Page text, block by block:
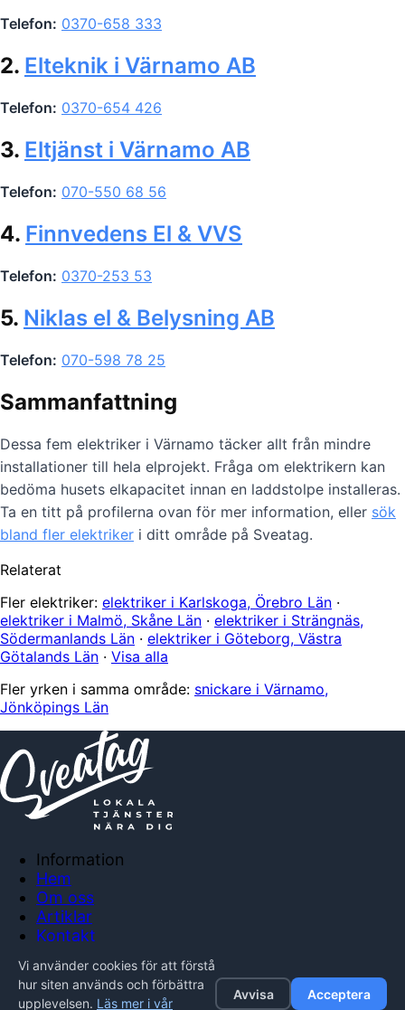
Telefon: 0370-658 333
2. Elteknik i Värnamo AB
Telefon: 0370-654 426
3. Eltjänst i Värnamo AB
Telefon: 070-550 68 56
4. Finnvedens El & VVS
Telefon: 0370-253 53
5. Niklas el & Belysning AB
Telefon: 070-598 78 25
Sammanfattning
Dessa fem elektriker i Värnamo täcker allt från mindre
installationer till hela elprojekt. Fråga om elektrikern kan
bedöma husets elkapacitet innan en laddstolpe installeras.
Ta en titt på profilerna ovan för mer information, eller sök
bland fler elektriker i ditt område på Sveatag.
Relaterat
Fler elektriker: elektriker i Karlskoga, Örebro Län ·
elektriker i Malmö, Skåne Län · elektriker i Strängnäs,
Södermanlands Län · elektriker i Göteborg, Västra
Götalands Län · Visa alla
Fler yrken i samma område: snickare i Värnamo,
Jönköpings Län
Information
Hem
Om oss
Artiklar
Kontakt
Integritetspolicy
Vi använder cookies för att förstå
hur siten används och förbättra
upplevelsen. Läs mer i vår
Avvisa Acceptera